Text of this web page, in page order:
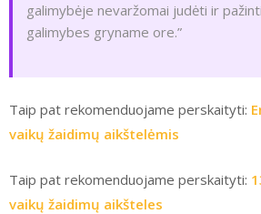
galimybėje nevaržomai judėti ir
galimybes gryname ore.”
Taip pat rekomenduojame perskaityti:
vaikų žaidimų aikštelėmis
Taip pat rekomenduojame perskaityti:
vaikų žaidimų aikšteles